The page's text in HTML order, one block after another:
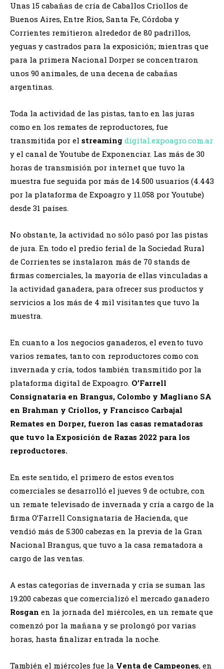
Unas 15 cabañas de cría de Caballos Criollos de
Buenos Aires, Entre Ríos, Santa Fe, Córdoba y
Corrientes remitieron alrededor de 80 padrillos,
yeguas y castrados para la exposición; mientras que
para la primera Nacional Dorper se concentraron
unos 90 animales, de una decena de cabañas
argentinas.
Toda la actividad de las pistas, tanto en las juras
como en los remates de reproductores, fue
transmitida por el streaming digital.expoagro.com.ar
y el canal de Youtube de Exponenciar. Las más de 30
horas de transmisión por internet que tuvo la
muestra fue seguida por más de 14.500 usuarios (4.443
por la plataforma de Expoagro y 11.058 por Youtube)
desde 31 países.
No obstante, la actividad no sólo pasó por las pistas
de jura. En todo el predio ferial de la Sociedad Rural
de Corrientes se instalaron más de 70 stands de
firmas comerciales, la mayoría de ellas vinculadas a
la actividad ganadera, para ofrecer sus productos y
servicios a los más de 4 mil visitantes que tuvo la
muestra.
En cuanto a los negocios ganaderos, el evento tuvo
varios remates, tanto con reproductores como con
invernada y cría, todos también transmitido por la
plataforma digital de Expoagro. O’Farrell
Consignataria en Brangus, Colombo y Magliano SA
en Brahman y Criollos, y Francisco Carbajal
Remates en Dorper, fueron las casas rematadoras
que tuvo la Exposición de Razas 2022 para los
reproductores.
En este sentido, el primero de estos eventos
comerciales se desarrolló el jueves 9 de octubre, con
un remate televisado de invernada y cría a cargo de la
firma O’Farrell Consignataria de Hacienda, que
vendió más de 5.300 cabezas en la previa de la Gran
Nacional Brangus, que tuvo a la casa rematadora a
cargo de las ventas.
A estas categorías de invernada y cría se suman las
19.200 cabezas que comercializó el mercado ganadero
Rosgan en la jornada del miércoles, en un remate que
comenzó por la mañana y se prolongó por varias
horas, hasta finalizar entrada la noche.
También el miércoles fue la Venta de Campeones, en